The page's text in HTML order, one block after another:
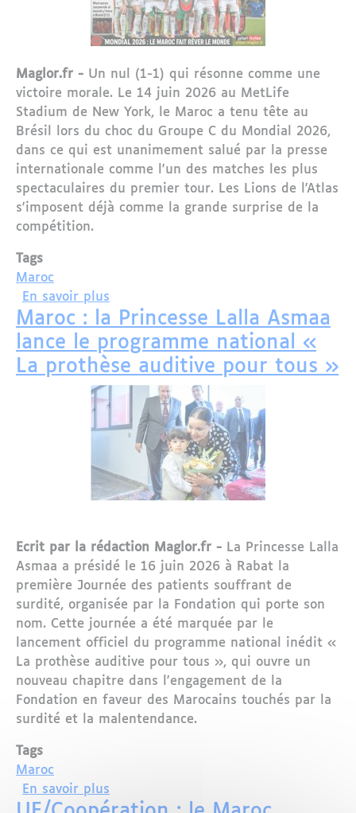
Maglor.fr - Un nul (1-1) qui résonne comme une
victoire morale. Le 14 juin 2026 au MetLife
Stadium de New York, le Maroc a tenu tête au
Brésil lors du choc du Groupe C du Mondial 2026,
dans ce qui est unanimement salué par la presse
internationale comme l'un des matches les plus
spectaculaires du premier tour. Les Lions de l'Atlas
s'imposent déjà comme la grande surprise de la
compétition.
Tags
Maroc
En savoir plus
Maroc : la Princesse Lalla Asmaa
lance le programme national «
La prothèse auditive pour tous »
Ecrit par la rédaction Maglor.fr - La Princesse Lalla
Asmaa a présidé le 16 juin 2026 à Rabat la
première Journée des patients souffrant de
surdité, organisée par la Fondation qui porte son
nom. Cette journée a été marquée par le
lancement officiel du programme national inédit «
La prothèse auditive pour tous », qui ouvre un
nouveau chapitre dans l'engagement de la
Fondation en faveur des Marocains touchés par la
surdité et la malentendance.
Tags
Maroc
En savoir plus